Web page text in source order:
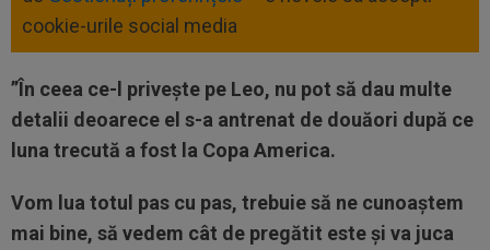
cookie-urile social media
”În ceea ce-l privește pe Leo, nu pot să dau multe
detalii deoarece el s-a antrenat de douăori după ce
luna trecută a fost la Copa America.
Vom lua totul pas cu pas, trebuie să ne cunoaștem
mai bine, să vedem cât de pregătit este și va juca